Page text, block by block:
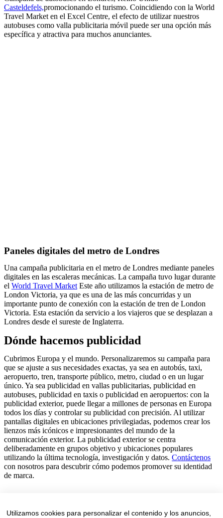
Casteldefels,promocionando el turismo. Coincidiendo con la World
Travel Market en el Excel Centre, el efecto de utilizar nuestros
autobuses como valla publicitaria móvil puede ser una opción más
específica y atractiva para muchos anunciantes.
Paneles digitales del metro de Londres
Una campaña publicitaria en el metro de Londres mediante paneles
digitales en las escaleras mecánicas. La campaña tuvo lugar durante
el World Travel MarketEste año utilizamos la estación de metro de
London Victoria, ya que es una de las más concurridas y un
importante punto de conexión con la estación de tren de London
Victoria. Esta estación da servicio a los viajeros que se desplazan a
Londres desde el sureste de Inglaterra.
Dónde hacemos publicidad
Cubrimos Europa y el mundo. Personalizaremos su campaña para
que se ajuste a sus necesidades exactas, ya sea en autobús, taxi,
aeropuerto, tren, transporte público, metro, ciudad o en un lugar
único. Ya sea publicidad en vallas publicitarias, publicidad en
autobuses, publicidad en taxis o publicidad en aeropuertos: con la
publicidad exterior, puede llegar a millones de personas en Europa
todos los días y controlar su publicidad con precisión. Al utilizar
pantallas digitales en ubicaciones privilegiadas, podemos crear los
lienzos más icónicos e impresionantes del mundo de la
comunicación exterior. La publicidad exterior se centra
deliberadamente en grupos objetivo y ubicaciones populares
utilizando la última tecnología, investigación y datos. Contáctenos
con nosotros para descubrir cómo podemos promover su identidad
de marca.
Utilizamos cookies para personalizar el contenido y los anuncios,